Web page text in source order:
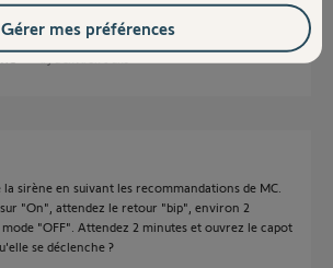
sirène en suivant les recommandations de MC.
"On", attendez le retour "bip", environ 2
mode "OFF". Attendez 2 minutes et ouvrez le capot
se déclenche ?
Gérer mes préférences